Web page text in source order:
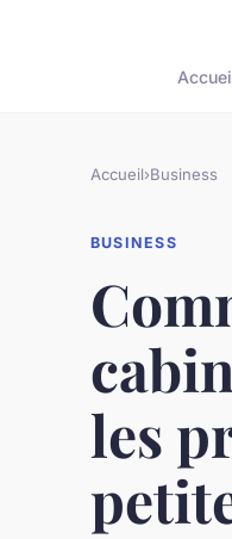
Accueil›Business
BUSINESS
les